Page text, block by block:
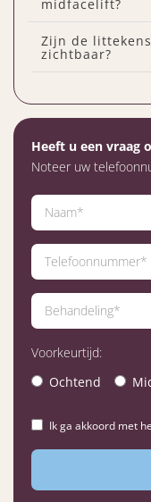
midfacelift?
Zijn de
zichtbaar?
Heeft u een vraag
Noteer uw
Voorkeurtijd:
Ochtend
Ik ga akkoord met